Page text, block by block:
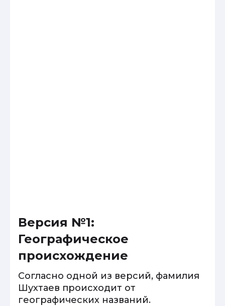
Версия №1:
Географическое
происхождение
Согласно одной из версий, фамилия
Шухтаев происходит от
географических названий.